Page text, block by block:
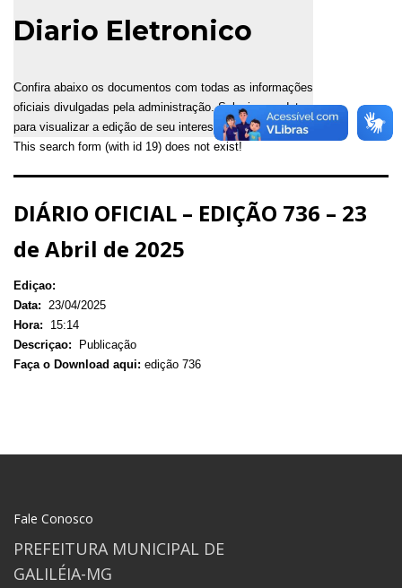
Diario Eletronico
Confira abaixo os documentos com todas as informações
oficiais divulgadas pela administração. Selecione a data
para visualizar a edição de seu interesse.
This search form (with id 19) does not exist!
DIÁRIO OFICIAL – EDIÇÃO 736 – 23
de Abril de 2025
Ediçao:
Data:
23/04/2025
Hora:
15:14
Descriçao:
Publicação
Faça o Download aqui: edição 736
Fale Conosco
PREFEITURA MUNICIPAL DE
GALILÉIA-MG